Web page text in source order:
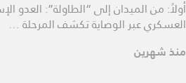
أولاً: من الميدان إلى “الطاولة”:
العسكري عبر الوصاية تكشف المرحلة …
منذ شهرين